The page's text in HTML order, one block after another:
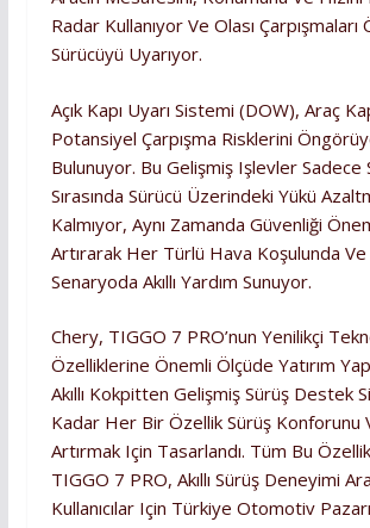
Radar Kullanıyor Ve Olası
Sürücüyü Uyarıyor.
Açık Kapı Uyarı Sistemi (DOW), Araç
Potansiyel Çarpışma Risklerini
Bulunuyor. Bu Gelişmiş Işlevler Sadece
Sırasında Sürücü Üzerindeki Yükü
Kalmıyor, Aynı Zamanda Güvenliği
Artırarak Her Türlü Hava Koşulunda
Senaryoda Akıllı Yardım Sunuyor.
Chery, TIGGO 7 PRO’nun Yenilikçi
Özelliklerine Önemli Ölçüde Yatırım
Akıllı Kokpitten Gelişmiş Sürüş Destek
Kadar Her Bir Özellik Sürüş Konforunu
Artırmak Için Tasarlandı. Tüm Bu
TIGGO 7 PRO, Akıllı Sürüş Deneyimi
Kullanıcılar Için Türkiye Otomotiv